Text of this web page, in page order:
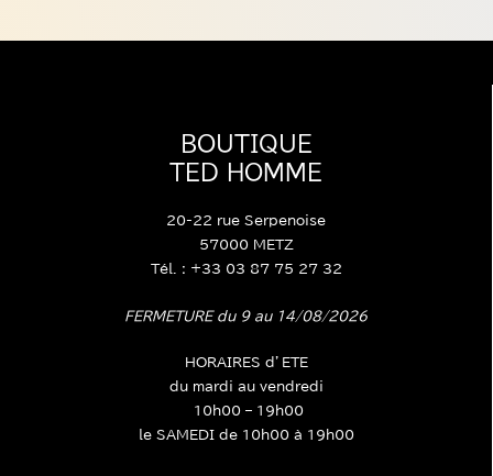
BOUTIQUE
TED HOMME
20-22 rue Serpenoise
57000 METZ
Tél. : +33 03 87 75 27 32
FERMETURE du 9 au 14/08/2026
HORAIRES d’ETE
du mardi au vendredi
10h00 – 19h00
le SAMEDI de 10h00 à 19h00